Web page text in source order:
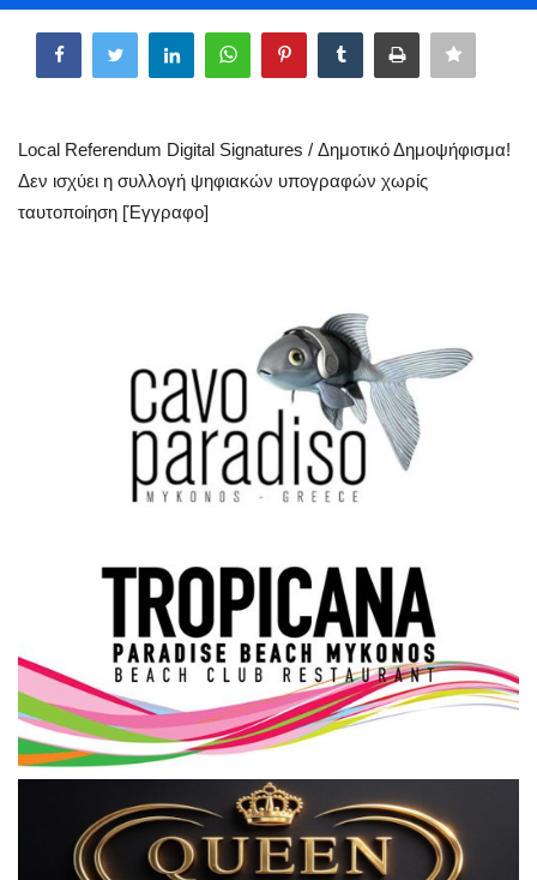
Arts & Culture
Science & Tech
Σεβασμιώτατος Δωρόθεος Β’
Cost Of Living Crisis
Opinion + Analysis
L’Art des Sens
All News
Local Referendum Digital Signatures / Δημοτικό Δημοψήφισμα!
Δεν ισχύει η συλλογή ψηφιακών υπογραφών χωρίς
ταυτοποίηση [Έγγραφο]